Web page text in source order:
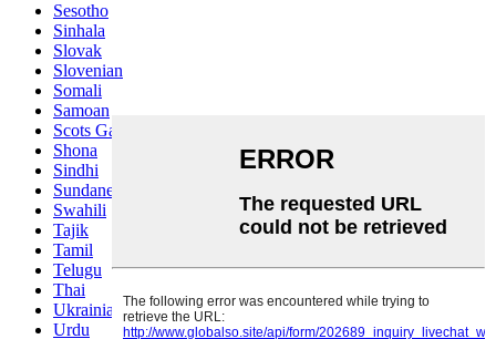
Sesotho
Sinhala
Slovak
Slovenian
Somali
Samoan
Scots Gaelic
Shona
Sindhi
Sundanese
Swahili
Tajik
Tamil
Telugu
Thai
Ukrainian
Urdu